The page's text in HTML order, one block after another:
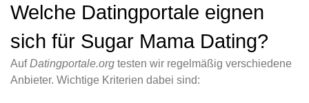
Welche Datingportale eignen
sich für Sugar Mama Dating?
AufDatingportale.org testen wir regelmäßig verschiedene
Anbieter. Wichtige Kriterien dabei sind: